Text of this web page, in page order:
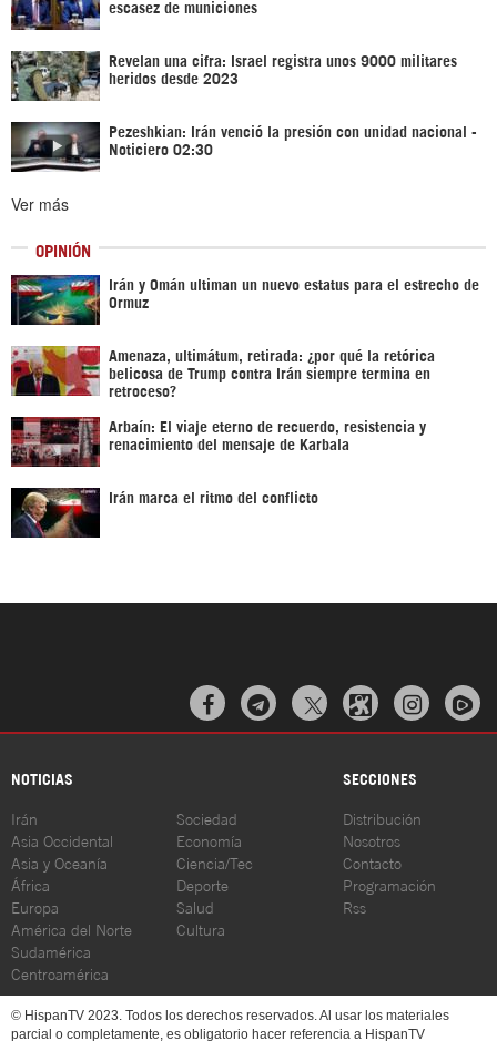
escasez de municiones
Revelan una cifra: Israel registra unos 9000 militares
heridos desde 2023
Pezeshkian: Irán venció la presión con unidad nacional -
Noticiero 02:30
Ver más
OPINIÓN
Irán y Omán ultiman un nuevo estatus para el estrecho de
Ormuz
Amenaza, ultimátum, retirada: ¿por qué la retórica
belicosa de Trump contra Irán siempre termina en
retroceso?
Arbaín: El viaje eterno de recuerdo, resistencia y
renacimiento del mensaje de Karbala
Irán marca el ritmo del conflicto
  
NOTICIAS SECCIONES
Irán
Asia Occidental
Asia y Oceanía
África
Europa
América del Norte
Sudamérica
Centroamérica
Sociedad
Economía
Ciencia/Tec
Deporte
Salud
Cultura
Distribución
Nosotros
Contacto
Programación
Rss
© HispanTV 2023. Todos los derechos reservados. Al usar los materiales
parcial o completamente, es obligatorio hacer referencia a HispanTV